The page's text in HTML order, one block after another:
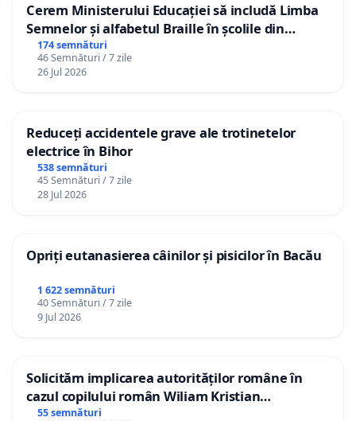
Cerem Ministerului Educației să includă Limba
Semnelor și alfabetul Braille în școlile din
Republica Moldova!
174 semnături
46 Semnături / 7 zile
26 Jul 2026
Reduceți accidentele grave ale trotinetelor
electrice în Bihor
538 semnături
45 Semnături / 7 zile
28 Jul 2026
Opriți eutanasierea câinilor și pisicilor în Bacău
1 622 semnături
40 Semnături / 7 zile
9 Jul 2026
Solicităm implicarea autorităților române în
cazul copilului român Wiliam Kristian
Gheorghe, aflat în plasament în Danemarca de
55 semnături